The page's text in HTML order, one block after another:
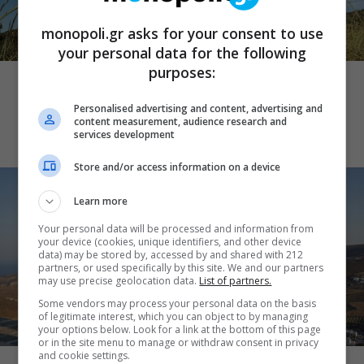
CINE NEWS
«Δυο μαύρα πουκάμισα»: Το πρώτο
trailer της νέας, πολυαναμενόμενης
δραματικής σειράς του MEGA
CINE NEWS
monopoli.gr asks for your consent to use
your personal data for the following
purposes:
Personalised advertising and content, advertising and
content measurement, audience research and
services development
Store and/or access information on a device
Learn more
Your personal data will be processed and information from
your device (cookies, unique identifiers, and other device
data) may be stored by, accessed by and shared with 212
partners, or used specifically by this site. We and our partners
may use precise geolocation data. List of partners.
Some vendors may process your personal data on the basis
of legitimate interest, which you can object to by managing
your options below. Look for a link at the bottom of this page
or in the site menu to manage or withdraw consent in privacy
and cookie settings.